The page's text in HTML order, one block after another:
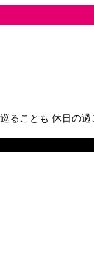
ることも 休日の